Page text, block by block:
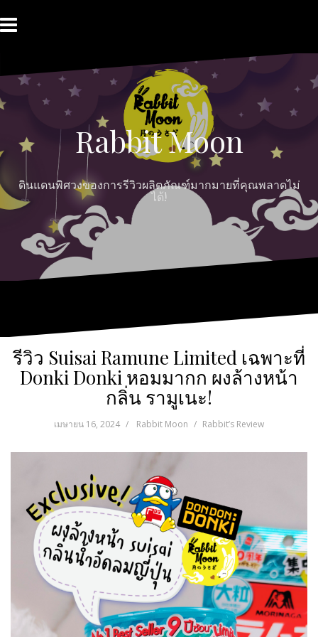
Rabbit Moon
ดินแดนพิศวงของการรีวิวผลิตภัณฑ์มากมายที่คุณพลาดไม่
ได้!
รีวิว Suisai Ramune Limited เฉพาะที่
Donki Donki หอมมากก ผงล้างหน้า
กลิ่น รามูเนะ!
เมษายน 16, 2024 Rabbit Moon Rabbit’s Review